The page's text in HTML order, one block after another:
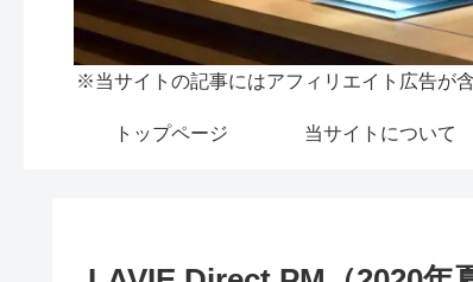
※当サイトの記事にはアフィリエイト広告が
トップページ 当サイトについて